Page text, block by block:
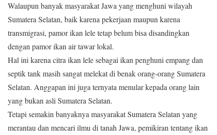
Walaupun banyak masyarakat Jawa yang menghuni wilayah
Sumatera Selatan, baik karena pekerjaan maupun karena
transmigrasi, pamor ikan lele tetap belum bisa disandingkan
dengan pamor ikan air tawar lokal.
Hal ini karena citra ikan lele sebagai ikan penghuni empang dan
septik tank masih sangat melekat di benak orang-orang Sumatera
Selatan. Anggapan ini juga ternyata menular kepada orang lain
yang bukan asli Sumatera Selatan.
Tetapi semakin banyaknya masyarakat Sumatera Selatan yang
merantau dan mencari ilmu di tanah Jawa, pemikiran tentang ikan